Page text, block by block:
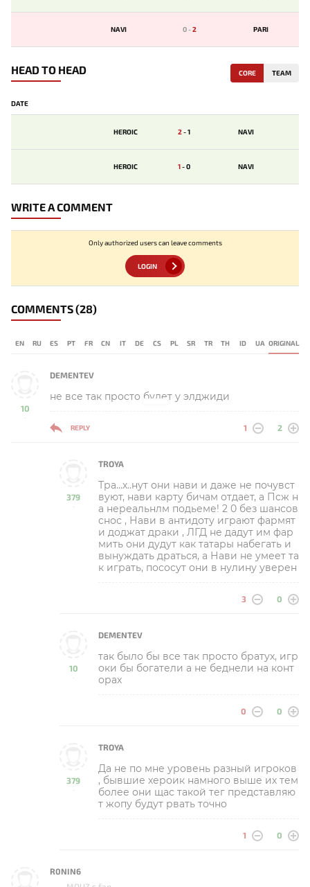
NAVI 0-2 PARI
HEAD TO HEAD CORE TEAM
DATE
HEROIC 2-1 NAVI
HEROIC 1-0 NAVI
WRITE A COMMENT
Only authorized users can leave comments
LOGIN
COMMENTS(28)
EN RU ES PT FR CN IT DE CS PL SR TR TH ID UA ORIGINAL
10
-
DEMENTEV
не все так просто будет у элджиди
REPLY 1 2
379
-
TROYA
Тра…х..нут они нави и даже не почувст
вуют, нави карту бичам отдает, а Псж н
а нереальнлм подьеме! 2 0 без шансов
снос , Нави в антидоту играют фармят
и доджат драки , ЛГД не дадут им фар
мить они дудут как татары набегать и
вынуждать драться, а Нави не умеет та
к играть, пососут они в нулину уверен
3 0
10
-
DEMENTEV
так было бы все так просто братух, игр
оки бы богатели а не беднели на конт
орах
0 0
379
-
TROYA
Да не по мне уровень разный игроков
, бывшие хероик намного выше их тем
более они щас такой тег представляю
т жопу будут рвать точно
1 0
R0NIN6